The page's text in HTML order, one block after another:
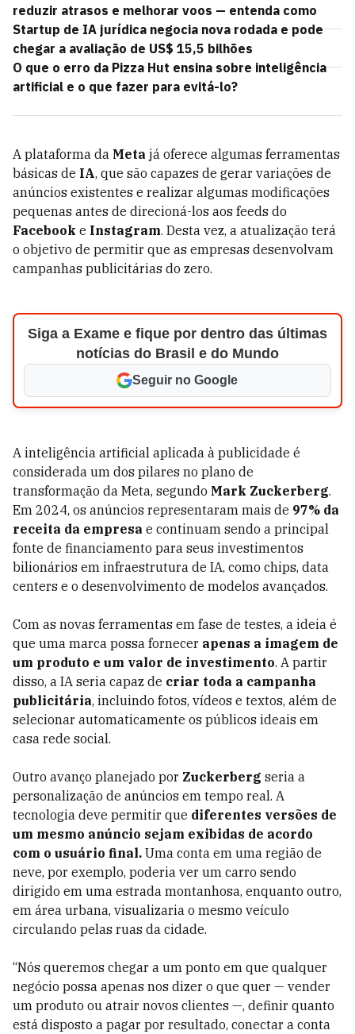
reduzir atrasos e melhorar voos — entenda como
Startup de IA jurídica negocia nova rodada e pode
chegar a avaliação de US$ 15,5 bilhões
O que o erro da Pizza Hut ensina sobre inteligência
artificial e o que fazer para evitá-lo?
A plataforma da Meta já oferece algumas ferramentas
básicas de IA, que são capazes de gerar variações de
anúncios existentes e realizar algumas modificações
pequenas antes de direcioná-los aos feeds do
Facebook e Instagram. Desta vez, a atualização terá
o objetivo de permitir que as empresas desenvolvam
campanhas publicitárias do zero.
Siga a Exame e fique por dentro das últimas
notícias do Brasil e do Mundo
Seguir no Google
A inteligência artificial aplicada à publicidade é
considerada um dos pilares no plano de
transformação da Meta, segundo Mark Zuckerberg.
Em 2024, os anúncios representaram mais de 97% da
receita da empresa e continuam sendo a principal
fonte de financiamento para seus investimentos
bilionários em infraestrutura de IA, como chips, data
centers e o desenvolvimento de modelos avançados.
Com as novas ferramentas em fase de testes, a ideia é
que uma marca possa fornecer apenas a imagem de
um produto e um valor de investimento. A partir
disso, a IA seria capaz de criar toda a campanha
publicitária, incluindo fotos, vídeos e textos, além de
selecionar automaticamente os públicos ideais em
casa rede social.
Outro avanço planejado por Zuckerberg seria a
personalização de anúncios em tempo real. A
tecnologia deve permitir que diferentes versões de
um mesmo anúncio sejam exibidas de acordo
com o usuário final. Uma conta em uma região de
neve, por exemplo, poderia ver um carro sendo
dirigido em uma estrada montanhosa, enquanto outro,
em área urbana, visualizaria o mesmo veículo
circulando pelas ruas da cidade.
“Nós queremos chegar a um ponto em que qualquer
negócio possa apenas nos dizer o que quer — vender
um produto ou atrair novos clientes —, definir quanto
está disposto a pagar por resultado, conectar a conta